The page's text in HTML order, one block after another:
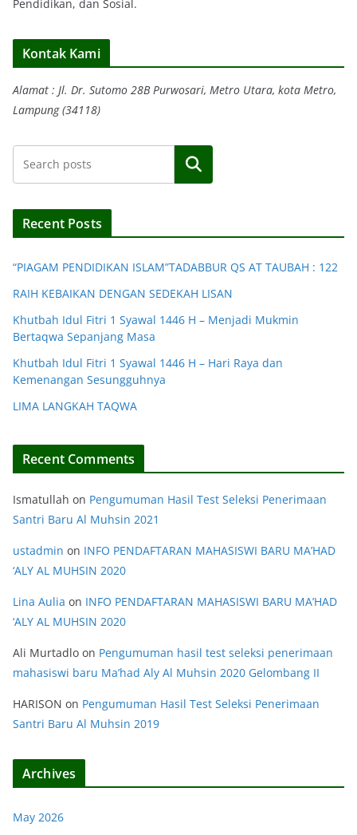
Pendidikan, dan Sosial.
Kontak Kami
Alamat : Jl. Dr. Sutomo 28B Purwosari, Metro Utara, kota Metro,
Lampung (34118)
Search
Recent Posts
“PIAGAM PENDIDIKAN ISLAM”TADABBUR QS AT TAUBAH : 122
RAIH KEBAIKAN DENGAN SEDEKAH LISAN
Khutbah Idul Fitri 1 Syawal 1446 H – Menjadi Mukmin
Bertaqwa Sepanjang Masa
Khutbah Idul Fitri 1 Syawal 1446 H – Hari Raya dan
Kemenangan Sesungguhnya
LIMA LANGKAH TAQWA
Recent Comments
Ismatullah on Pengumuman Hasil Test Seleksi Penerimaan
Santri Baru Al Muhsin 2021
ustadmin on INFO PENDAFTARAN MAHASISWI BARU MA’HAD
‘ALY AL MUHSIN 2020
Lina Aulia on INFO PENDAFTARAN MAHASISWI BARU MA’HAD
‘ALY AL MUHSIN 2020
Ali Murtadlo on Pengumuman hasil test seleksi penerimaan
mahasiswi baru Ma’had Aly Al Muhsin 2020 Gelombang II
HARISON on Pengumuman Hasil Test Seleksi Penerimaan
Santri Baru Al Muhsin 2019
Archives
May 2026